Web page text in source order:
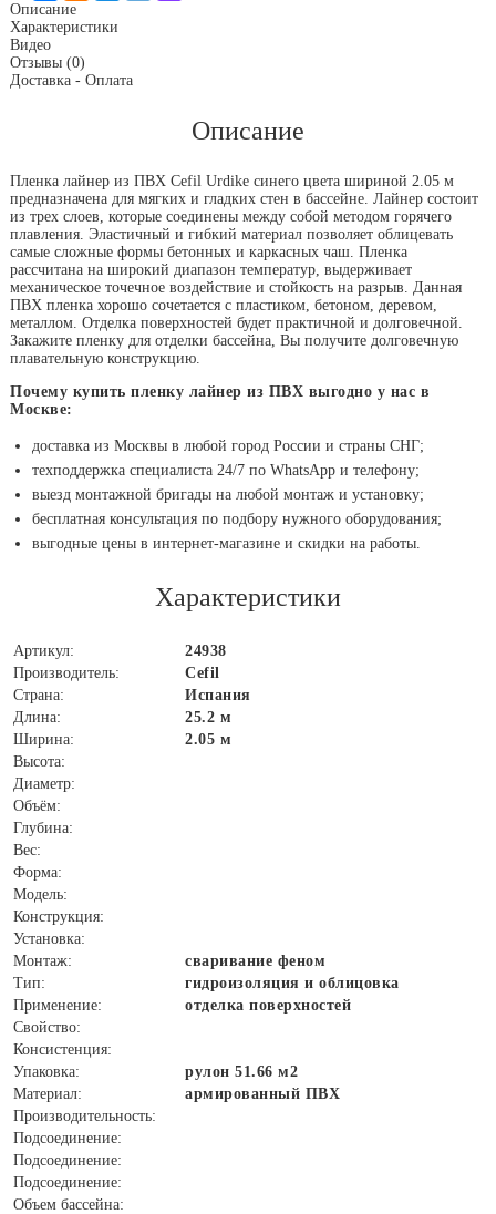
Описание
Характеристики
Видео
Отзывы (0)
Доставка - Оплата
Описание
Пленка лайнер из ПВХ Cefil Urdike синего цвета шириной 2.05 м
предназначена для мягких и гладких стен в бассейне. Лайнер состоит
из трех слоев, которые соединены между собой методом горячего
плавления. Эластичный и гибкий материал позволяет облицевать
самые сложные формы бетонных и каркасных чаш. Пленка
рассчитана на широкий диапазон температур, выдерживает
механическое точечное воздействие и стойкость на разрыв. Данная
ПВХ пленка хорошо сочетается с пластиком, бетоном, деревом,
металлом. Отделка поверхностей будет практичной и долговечной.
Закажите пленку для отделки бассейна, Вы получите долговечную
плавательную конструкцию.
Почему купить пленку лайнер из ПВХ выгодно у нас в
Москве:
доставка из Москвы в любой город России и страны СНГ;
техподдержка специалиста 24/7 по WhatsApp и телефону;
выезд монтажной бригады на любой монтаж и установку;
бесплатная консультация по подбору нужного оборудования;
выгодные цены в интернет-магазине и скидки на работы.
Характеристики
Артикул:
24938
Производитель:
Cefil
Страна:
Испания
Длина:
25.2 м
Ширина:
2.05 м
Высота:
Диаметр:
Объём:
Глубина:
Вес:
Форма:
Модель:
Конструкция:
Установка:
Монтаж:
сваривание феном
Тип:
гидроизоляция и облицовка
Применение:
отделка поверхностей
Свойство:
Консистенция:
Упаковка:
рулон 51.66 м2
Материал:
армированный ПВХ
Производительность:
Подсоединение:
Подсоединение:
Подсоединение:
Объем бассейна: